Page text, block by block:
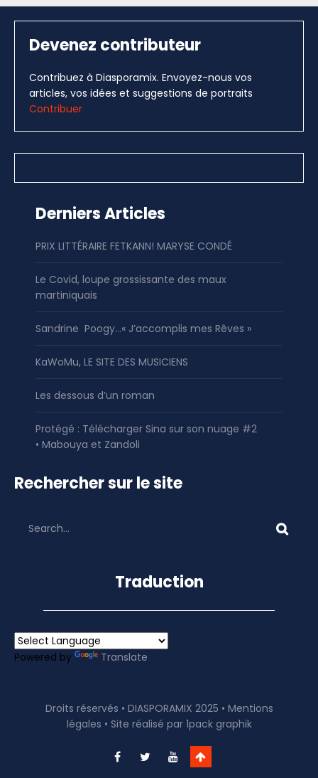
Devenez contributeur
Contribuez à Diasporamix. Envoyez-nous vos
articles, vos idées et suggestions de portraits
Contribuer
Derniers Articles
PRIX LITTÉRAIRE FETKANN! MARYSE CONDÉ
Le Covid, loupe grossissante des maux
martiniquais
Sandrine Poogy…« J’accomplis mes Rêves »
KaWoMu, LE SITE DES MUSICIENS
Les dessous d’un roman
Protégé : Télécharger Sina sur son nuage #2
• Mabouya et Zandoli
Rechercher sur le site
Traduction
Powered by Translate
Droits réservés • DIASPORAMIX 2025 • Mentions
légales • Site réalisé par 1pack graphik